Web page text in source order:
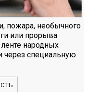
пожара, необычного
или прорыва
народных
через специальную